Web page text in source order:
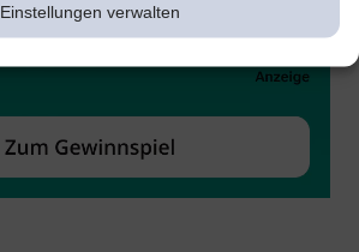
Einstellungen verwalten